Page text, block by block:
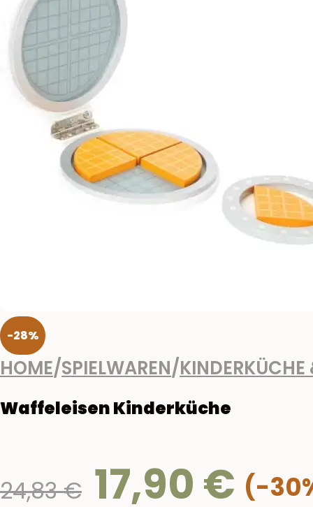
-28%
HOME/SPIELWAREN/
Waffeleisen Kinderküche
24,83€ Ursprünglicher
Preis
17,90 €